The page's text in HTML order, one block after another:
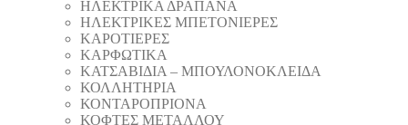
ΗΛΕΚΤΡΙΚΑ ΔΡΑΠΑΝΑ
ΗΛΕΚΤΡΙΚΕΣ ΜΠΕΤΟΝΙΕΡΕΣ
ΚΑΡΟΤΙΕΡΕΣ
ΚΑΡΦΩΤΙΚΑ
ΚΑΤΣΑΒΙΔΙΑ – ΜΠΟΥΛΟΝΟΚΛΕΙΔΑ
ΚΟΛΛΗΤΗΡΙΑ
ΚΟΝΤΑΡΟΠΡΙΟΝΑ
ΚΟΦΤΕΣ ΜΕΤΑΛΛΟΥ